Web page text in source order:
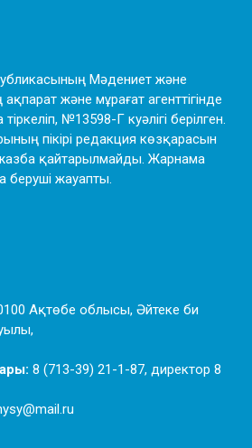
Мәдениет және
ақпарат және мұрағат агенттігінде
№13598-Г куәлігі берілген.
пікірі редакция көзқарасын
қайтарылмайды. Жарнама
беруші жауапты.
Ақтөбе облысы, Әйтеке би
8 (713-39) 21-1-87, директор 8